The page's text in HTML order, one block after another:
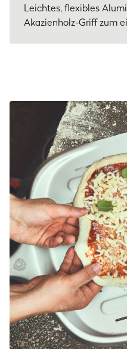
Leichtes, flexibles
Akazienholz-Griff zum